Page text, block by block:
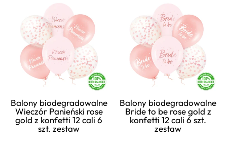
Balony biodegradowalne
Wieczór Panieński rose
gold z konfetti 12 cali 6
szt. zestaw
Balony biodegradowalne
Bride to be rose gold z
konfetti 12 cali 6 szt.
zestaw